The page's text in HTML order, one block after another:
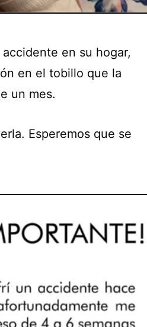
en su hogar,
en el tobillo que la
un mes.
Esperemos que se